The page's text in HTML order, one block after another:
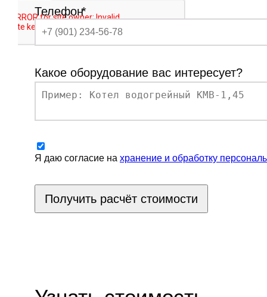
Телефон*
Какое оборудование вас интересует?
Я даю согласие на хранение и обработку
Получить расчёт стоимости